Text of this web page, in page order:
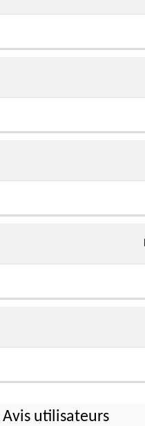
Avis utilisateurs